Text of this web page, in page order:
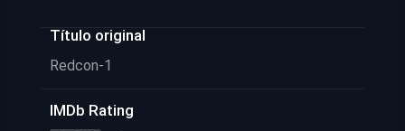
Título original
Redcon-1
IMDb Rating